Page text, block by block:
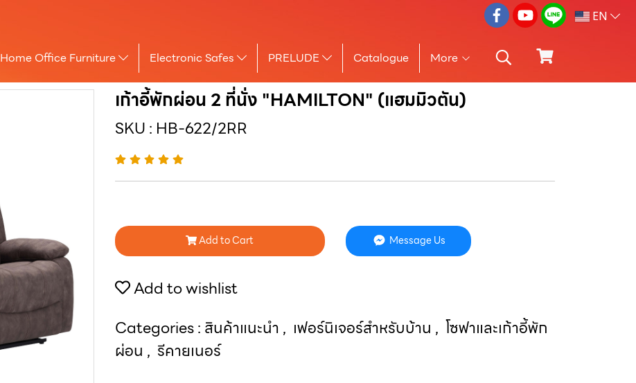
EN
Home Office Furniture Electronic Safes PRELUDE Catalogue More
เก้าอี้พักผ่อน 2 ที่นั่ง "HAMILTON" (แฮมมิวตัน)
SKU : HB-622/2RR
Add to Cart Message Us
Add to wishlist
Categories : สินค้าแนะนำ , เฟอร์นิเจอร์สำหรับบ้าน , โซฟาและเก้าอี้พัก
ผ่อน , รีคายเนอร์